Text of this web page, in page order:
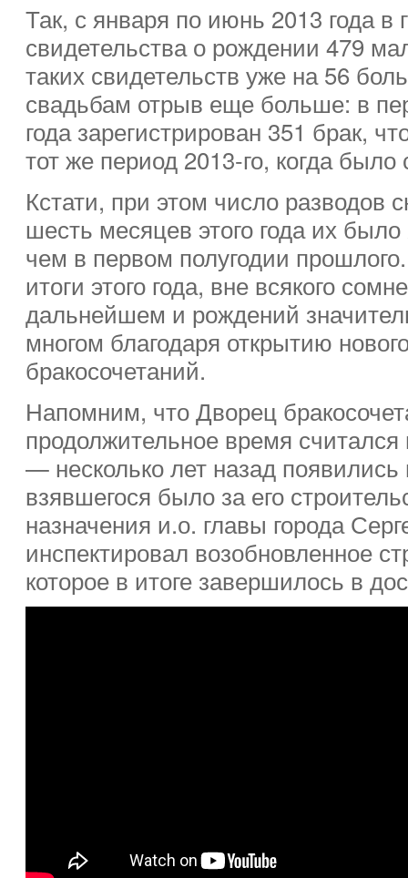
Так, с января по июнь 2013 года в
свидетельства о рождении 479
таких свидетельств уже на 56
свадьбам отрыв еще больше: в
года зарегистрирован 351 брак,
тот же период 2013-го, когда
Кстати, при этом число разводов
шесть месяцев этого года их
чем в первом полугодии
итоги этого года, вне всякого
дальнейшем и рождений
многом благодаря открытию
бракосочетаний.
Напомним, что Дворец
продолжительное время считался
— несколько лет назад
взявшегося было за его
назначения и.о. главы города
инспектировал возобновленное
которое в итоге завершилось в